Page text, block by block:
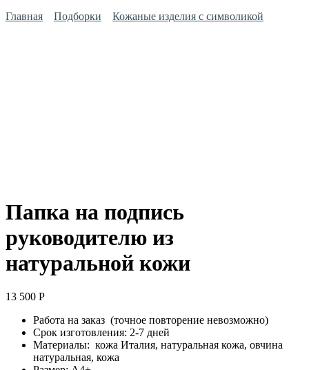
Главная
Подборки Кожаные изделия с символикой
Папка на подпись
руководителю из
натуральной кожи
13 500 Р
Работа на заказ (точное повторение невозможно)
Срок изготовления: 2-7 дней
Материалы: кожа Италия, натуральная кожа, овчина
натуральная, кожа